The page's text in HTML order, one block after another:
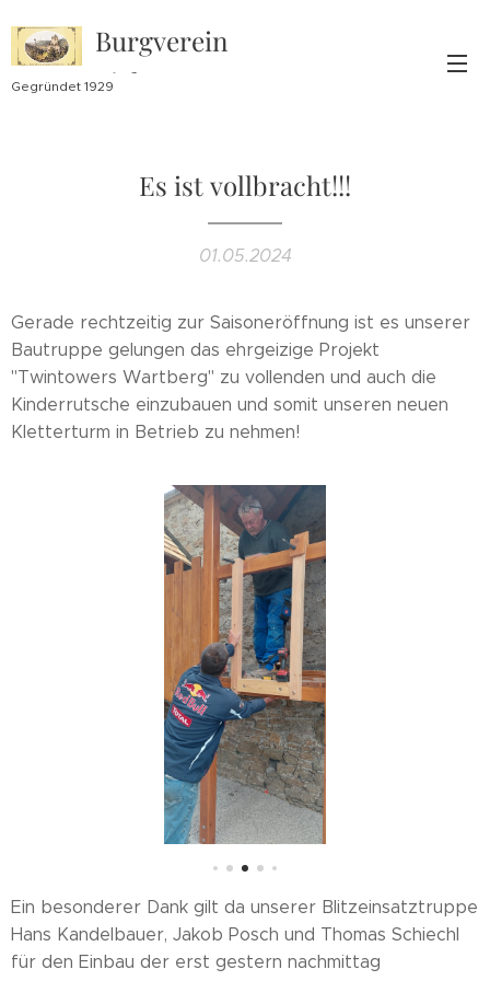
Burgverein
Lichtenegg
Gegründet 1929
Es ist vollbracht!!!
01.05.2024
Gerade rechtzeitig zur Saisoneröffnung ist es unserer
Bautruppe gelungen das ehrgeizige Projekt
"Twintowers Wartberg" zu vollenden und auch die
Kinderrutsche einzubauen und somit unseren neuen
Kletterturm in Betrieb zu nehmen!
Ein besonderer Dank gilt da unserer Blitzeinsatztruppe
Hans Kandelbauer, Jakob Posch und Thomas Schiechl
für den Einbau der erst gestern nachmittag